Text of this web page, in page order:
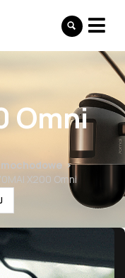
Omni
X200 Omni